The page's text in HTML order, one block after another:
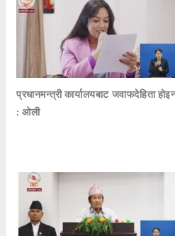
प्रधानमन्त्री कार्यालयबाट जवाफदेहिता
: ओली